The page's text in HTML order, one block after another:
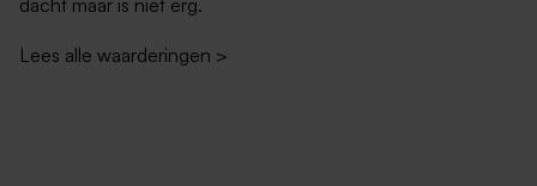
Lees alle waarderingen >